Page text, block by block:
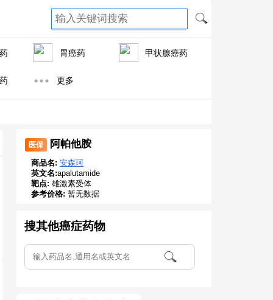
胃癌药 甲状腺癌药
更多
医保 阿帕他胺
商品名: 安森珂
英文名:apalutamide
靶点:雄激素受体
参考价格:暂无数据
搜其他癌症药物